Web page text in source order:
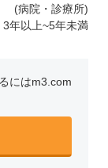
(病院・診療所)
3年以上~5年未満
にはm3.com